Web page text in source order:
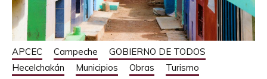
APCEC Campeche
GOBIERNO DE TODOS
Hecelchakán
Municipios Obras Turismo